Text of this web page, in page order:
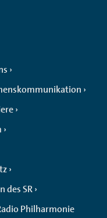
des SR
Philharmonie